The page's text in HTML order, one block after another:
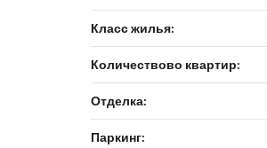
Класс жилья:
Количествово квартир:
Отделка:
Паркинг: